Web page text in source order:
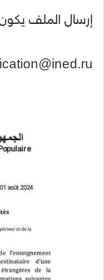
إرسال الملف يكون